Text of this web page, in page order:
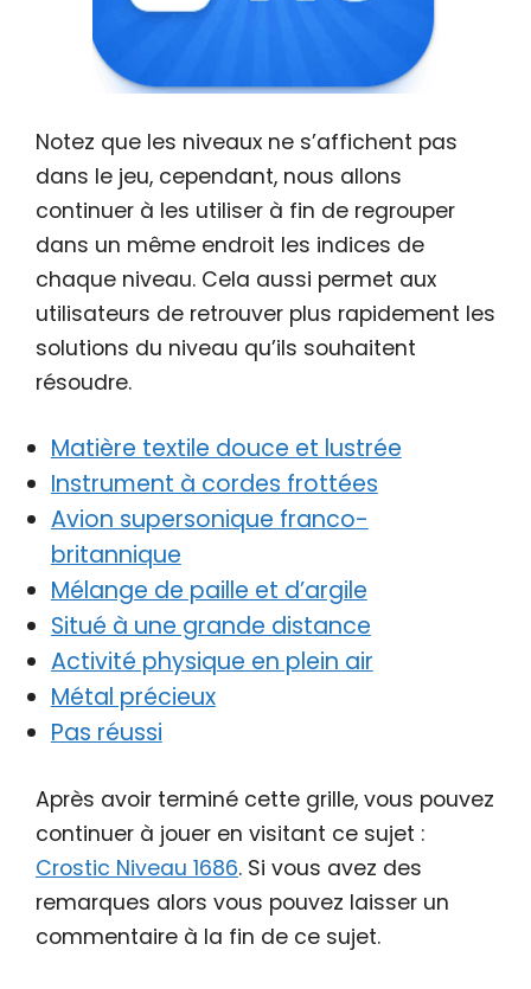
Notez que les niveaux ne s’affichent pas
dans le jeu, cependant, nous allons
continuer à les utiliser à fin de regrouper
dans un même endroit les indices de
chaque niveau. Cela aussi permet aux
utilisateurs de retrouver plus rapidement les
solutions du niveau qu’ils souhaitent
résoudre.
Matière textile douce et lustrée
Instrument à cordes frottées
Avion supersonique franco-
britannique
Mélange de paille et d’argile
Situé à une grande distance
Activité physique en plein air
Métal précieux
Pas réussi
Après avoir terminé cette grille, vous pouvez
continuer à jouer en visitant ce sujet :
Crostic Niveau 1686. Si vous avez des
remarques alors vous pouvez laisser un
commentaire à la fin de ce sujet.